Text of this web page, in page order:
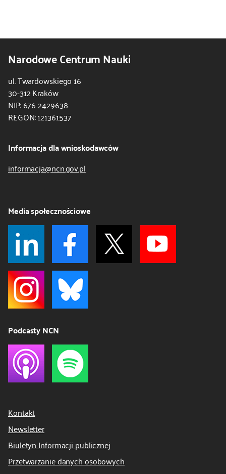
Narodowe Centrum Nauki
ul. Twardowskiego 16
30-312 Kraków
NIP: 676 2429638
REGON: 121361537
Informacja dla wnioskodawców
informacja@ncn.gov.pl
Media społecznościowe
Podcasty NCN
Kontakt
Newsletter
Biuletyn Informacji publicznej
Przetwarzanie danych osobowych